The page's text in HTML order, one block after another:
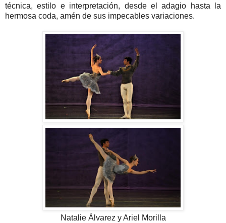
técnica, estilo e interpretación, desde el adagio hasta la
hermosa coda, amén de sus impecables variaciones.
Natalie Álvarez y Ariel Morilla